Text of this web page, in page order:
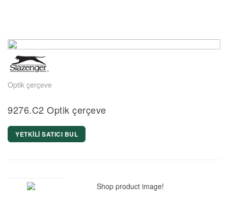
Optik çerçeve
9276.C2 Optik çerçeve
YETKİLİ SATICI BUL